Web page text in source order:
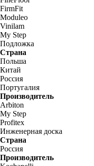
FirmFit
Moduleo
Vinilam
My Step
Подложка
Страна
Польша
Китай
Россия
Португалия
Производитель
Arbiton
My Step
Profitex
Инженерная доска
Страна
Россия
Производитель